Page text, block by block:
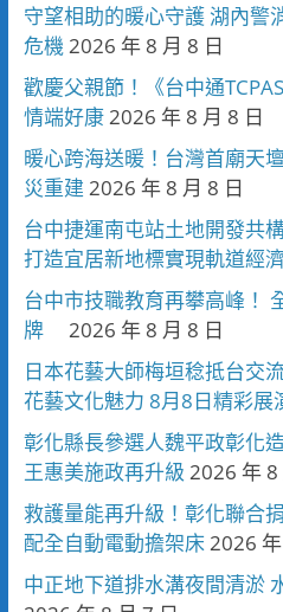
守望相助的暖心守護 湖內警
危機 2026 年 8 月 8 日
歡慶父親節！《台中通
情端好康 2026 年 8 月 8 日
暖心跨海送暖！台灣首廟天
災重建 2026 年 8 月 8 日
台中捷運南屯站土地開發共
打造宜居新地標實現軌道經
台中市技職教育再攀高峰！
牌
2026 年 8 月 8 日
日本花藝大師梅垣稔抵台
花藝文化魅力 8月8日精彩展
彰化縣長參選人魏平政彰化
王惠美施政再升級 2026 年 8
救護量能再升級！彰化聯
配全自動電動擔架床 2026
中正地下道排水溝夜間清淤